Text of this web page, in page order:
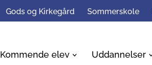
Gods og Kirkegård Sommerskole
Kommende elev Uddannelser